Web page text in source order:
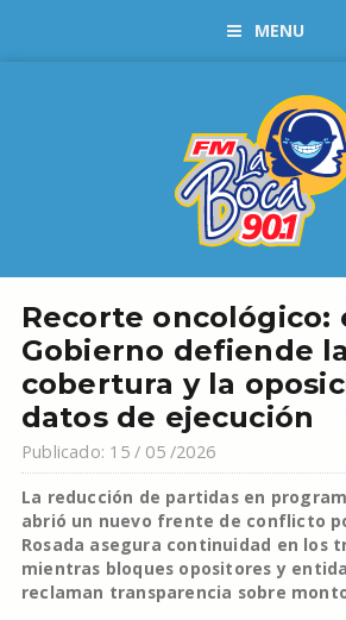
MENU
Recorte oncológico:
Gobierno defiende la
cobertura y la
datos de ejecución
Publicado: 15 / 05 /2026
La reducción de partidas en
abrió un nuevo frente de conflicto
Rosada asegura continuidad en los
mientras bloques opositores y
reclaman transparencia sobre